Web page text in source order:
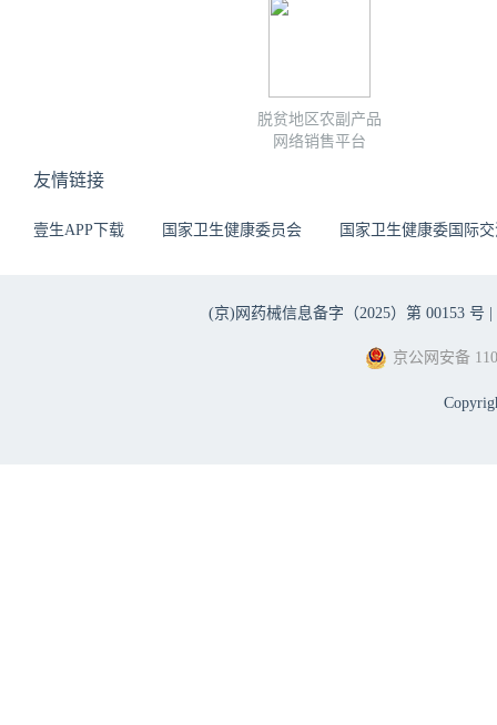
脱贫地区农副产品
网络销售平台
友情链接
壹生APP下载 国家卫生健康委员会 国家卫生健康委国际
(京)网药械信息备字（2025）第 00153 号 |
京公网安备